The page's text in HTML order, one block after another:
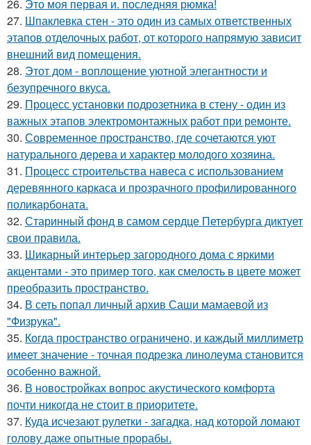
26. Это моя первая и. последняя рюмка!
27. Шпаклевка стен - это один из самых ответственных
этапов отделочных работ, от которого напрямую зависит
внешний вид помещения.
28. Этот дом - воплощение уютной элегантности и
безупречного вкуса.
29. Процесс установки подрозетника в стену - один из
важных этапов электромонтажных работ при ремонте.
30. Современное пространство, где сочетаются уют
натурального дерева и характер молодого хозяина.
31. Процесс строительства навеса с использованием
деревянного каркаса и прозрачного профилированного
поликарбоната.
32. Старинный фонд в самом сердце Петербурга диктует
свои правила.
33. Шикарный интерьер загородного дома с яркими
акцентами - это пример того, как смелость в цвете может
преобразить пространство.
34. В сеть попал личный архив Саши мамаевой из
"Физрука".
35. Когда пространство ограничено, и каждый миллиметр
имеет значение - точная подрезка линолеума становится
особенно важной.
36. В новостройках вопрос акустического комфорта
почти никогда не стоит в приоритете.
37. Куда исчезают рулетки - загадка, над которой ломают
голову даже опытные прорабы.